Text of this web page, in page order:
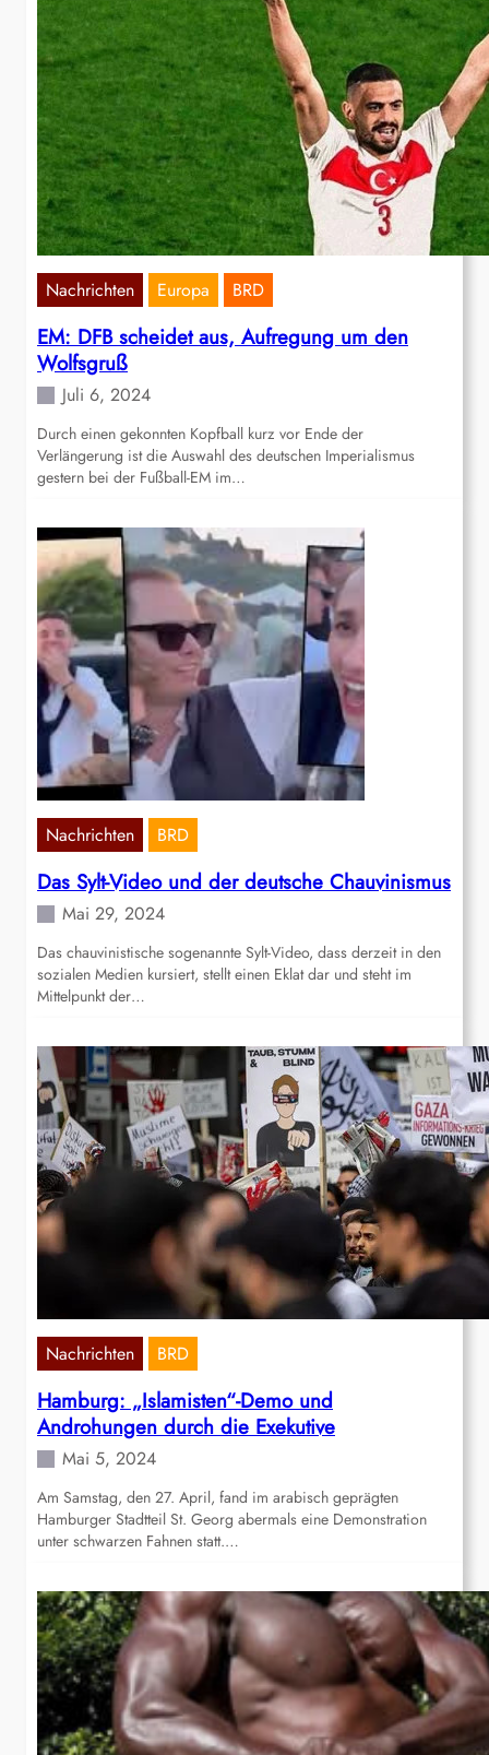
Nachrichten Europa BRD
EM: DFB scheidet aus, Aufregung um den
Wolfsgruß
Juli 6, 2024
Durch einen gekonnten Kopfball kurz vor Ende der
Verlängerung ist die Auswahl des deutschen Imperialismus
gestern bei der Fußball-EM im…
Nachrichten BRD
Das Sylt-Video und der deutsche Chauvinismus
Mai 29, 2024
Das chauvinistische sogenannte Sylt-Video, dass derzeit in den
sozialen Medien kursiert, stellt einen Eklat dar und steht im
Mittelpunkt der…
Nachrichten BRD
Hamburg: „Islamisten“-Demo und
Androhungen durch die Exekutive
Mai 5, 2024
Am Samstag, den 27. April, fand im arabisch geprägten
Hamburger Stadtteil St. Georg abermals eine Demonstration
unter schwarzen Fahnen statt.…